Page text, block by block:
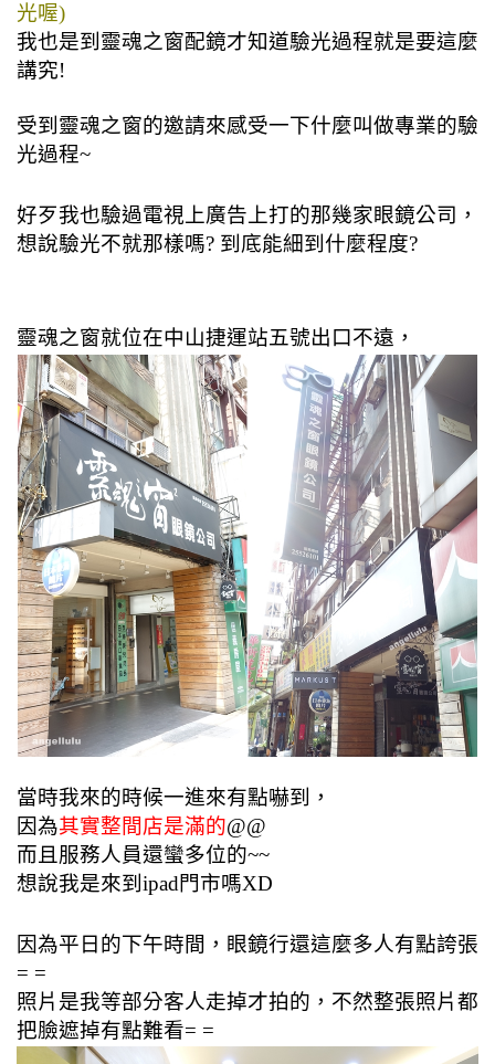
光喔)
我也是到靈魂之窗配鏡才知道驗光過程就是要這麼
講究!
受到靈魂之窗的邀請來感受一下什麼叫做專業的驗
光過程~
好歹我也驗過電視上廣告上打的那幾家眼鏡公司，
想說驗光不就那樣嗎? 到底能細到什麼程度?
靈魂之窗就位在中山捷運站五號出口不遠，
當時我來的時候一進來有點嚇到，
因為其實整間店是滿的@@
而且服務人員還蠻多位的~~
想說我是來到ipad門市嗎XD
因為平日的下午時間，眼鏡行還這麼多人有點誇張
= =
照片是我等部分客人走掉才拍的，不然整張照片都
把臉遮掉有點難看= =